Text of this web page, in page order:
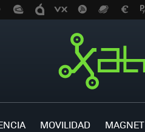
MOVILIDAD MAGNET